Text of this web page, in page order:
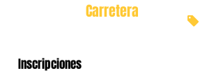
Carretera
Inscripciones